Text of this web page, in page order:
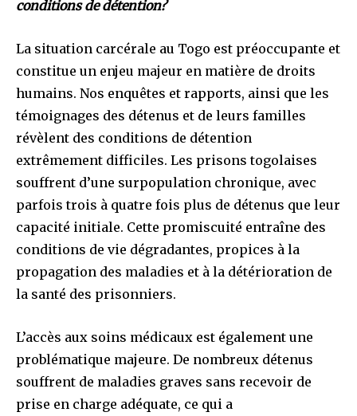
conditions de détention?
La situation carcérale au Togo est préoccupante et
constitue un enjeu majeur en matière de droits
humains. Nos enquêtes et rapports, ainsi que les
témoignages des détenus et de leurs familles
révèlent des conditions de détention
extrêmement difficiles. Les prisons togolaises
souffrent d’une surpopulation chronique, avec
parfois trois à quatre fois plus de détenus que leur
capacité initiale. Cette promiscuité entraîne des
conditions de vie dégradantes, propices à la
propagation des maladies et à la détérioration de
la santé des prisonniers.
L’accès aux soins médicaux est également une
problématique majeure. De nombreux détenus
souffrent de maladies graves sans recevoir de
prise en charge adéquate, ce qui a